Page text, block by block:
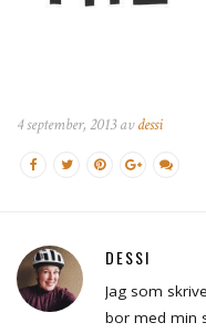
4 september, 2013 avdessi
DESSI
Jag som
bor med min